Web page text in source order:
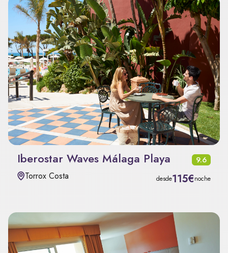
Iberostar Waves Málaga Playa 9.6
Torrox Costa desde115€noche